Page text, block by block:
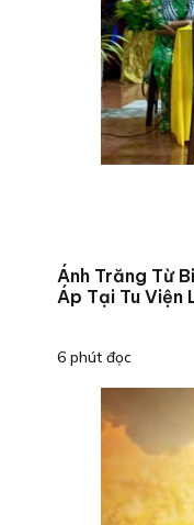
Ánh Trăng Từ
Áp Tại Tu Viện
6 phút đọc